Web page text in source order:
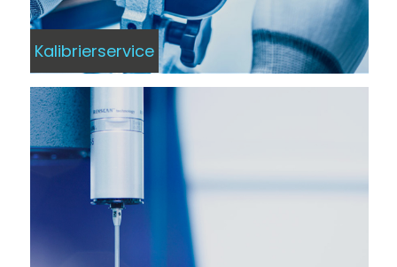
Kalibrierservice